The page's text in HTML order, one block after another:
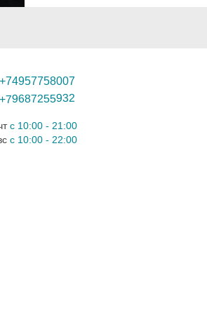
с 10:00 - 21:00
с 10:00 - 22:00